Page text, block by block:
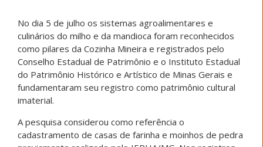
No dia 5 de julho os sistemas agroalimentares e
culinários do milho e da mandioca foram reconhecidos
como pilares da Cozinha Mineira e registrados pelo
Conselho Estadual de Patrimônio e o Instituto Estadual
do Patrimônio Histórico e Artístico de Minas Gerais e
fundamentaram seu registro como patrimônio cultural
imaterial.
A pesquisa considerou como referência o
cadastramento de casas de farinha e moinhos de pedra